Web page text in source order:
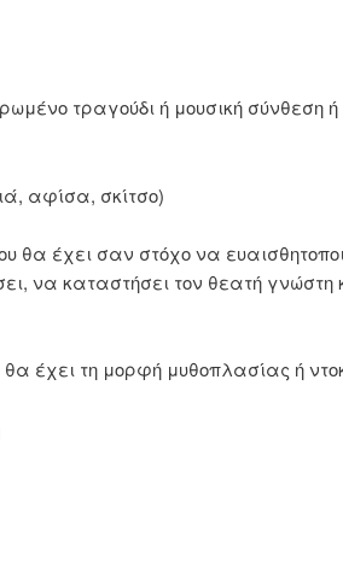
τραγούδι ή μουσική σύνθεση
αφίσα, σκίτσο)
θα έχει σαν στόχο να
να καταστήσει τον θεατή γνώστη
θα έχει τη μορφή μυθοπλασίας ή